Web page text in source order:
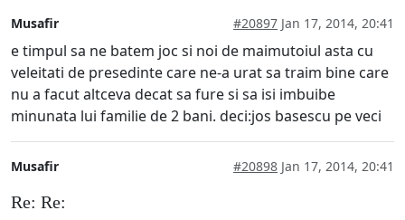
Musafir #20897 Jan 17, 2014, 20:41
e timpul sa ne batem joc si noi de maimutoiul asta cu
veleitati de presedinte care ne-a urat sa traim bine care
nu a facut altceva decat sa fure si sa isi imbuibe
minunata lui familie de 2 bani. deci:jos basescu pe veci
Musafir #20898 Jan 17, 2014, 20:41
Re: Re: